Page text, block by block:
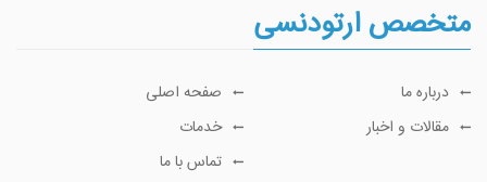
متخصص ارتودنسی
صفحه اصلی
درباره ما
خدمات
مقالات و اخبار
تماس با ما